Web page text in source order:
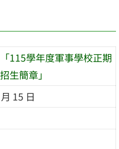
115學年度軍事學校正期
生簡章」
15 日